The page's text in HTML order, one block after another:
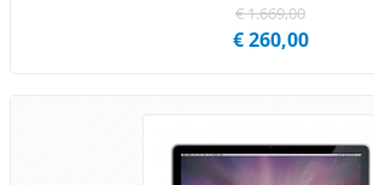
€ 1.669,00
€ 260,00